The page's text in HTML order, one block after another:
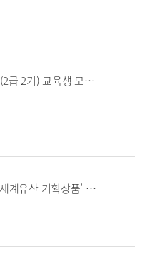
2026년 국가유산교육 전문가 양성과정(2급 2기) 교육생 모집공고
[K-헤리티지 스토어] ‘한국의 유네스코 세계유산 기획상품’ 구매 이벤트